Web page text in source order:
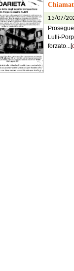
15/07/
Lulli-
forzato...[